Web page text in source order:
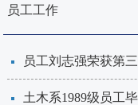
员工工作
员工刘志强荣获第
土木系1989级员工